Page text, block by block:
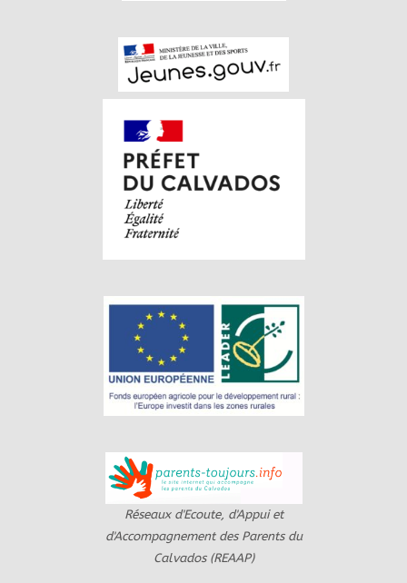
Réseaux d'Ecoute, d'Appui et
d'Accompagnement des Parents du
Calvados (REAAP)